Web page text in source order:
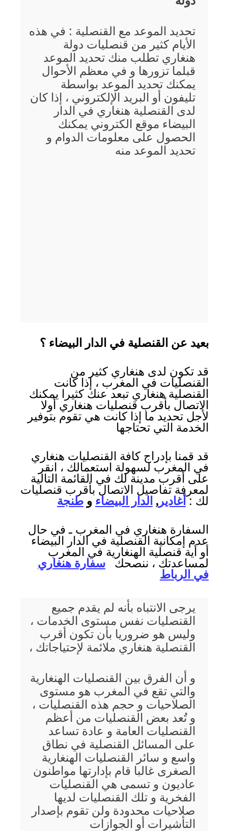
تحديد الموعد مع القنصلية : في هذه
الأيام كثير من قنصليات دولة
هنغاري تطلب منك تحديد الموعد
قبلما تزورها و في معظم الأحوال
يمكنك تحديد الموعد بواسطة
تليفون أو البريد الإلكتروني ، إذا كان
لدى القنصلية هنغاري في الدار
البيضاء موقع الكتروني يمكنك
الحصول على معلومات الدوام و
تحديد الموعد منه
بعيد عن القنصلية في الدار البيضاء ؟
قد تكون لدى هنغاري كثير من
القنصليات في المغرب ، إذا كانت
القنصلية هنغاري تبعد عنك كثيرا يمكنك
الاتصال بأقرب قنصليات هنغاري أولا
لأجل تحديد ما إذا كانت هي تقوم بتوفير
الخدمة التي تحتاجها
قد قمنا بإدراج كافة القنصليات هنغاري
في المغرب لسهولة استعمالك ، انقر
على أقرب مدينة لك في القائمة التالية
لمعرفة تفاصيل الاتصال بأقرب قنصليات
لك :أغادير, الدار البيضاء وطنجة
السفارة هنغاري في المغرب ـ في حال
عدم إمكانية القنصلية في الدار البيضاء
أو أية قنصلية الهنغارية في المغرب
لمساعدتك ، ننصحكسفارة هنغاري
في الرباط
يرجى الانتباه بأنه لم يقدم جميع
القنصليات نفس مستوى الخدمات ،
وليس هو ضروريا بأن تكون أقرب
القنصلية هنغاري ملائمة لإحتياجاتك ،
و أن الفرق بين القنصليات الهنغارية
والتي تقع في المغرب هو مستوى
الصلاحيات و حجم هذه القنصليات ،
و تُعد بعض القنصليات من أعظم
القنصليات العامة و عادة تساعد
على المسائل القنصلية في نطاق
واسع و سائر القنصليات الهنغارية
الصغرى غالبا قام بإدارتها مواطنون
عاديون و تسمى هي القنصليات
الفخرية و تلك القنصليات لديها
صلاحيات محدودة ولن تقوم بإصدار
التأشيرات أو الجوازات